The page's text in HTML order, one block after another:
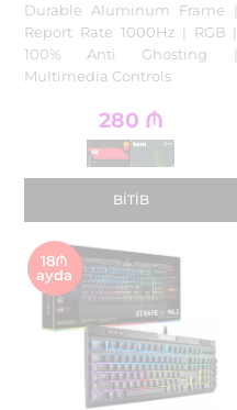
Durable Aluminum Frame |
Report Rate 1000Hz | RGB |
100% Anti Ghosting |
Multimedia Controls
280 ₼
BITIB
18₼
ayda